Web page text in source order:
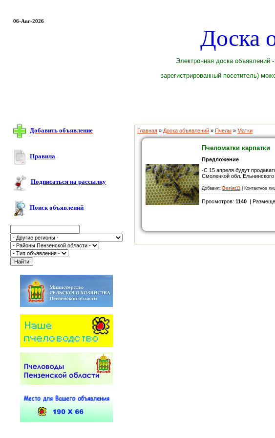
06-Авг-2026
Доска
Электронная доска
зарегистрированный посетитель)
Добавить объявление
Правила
Подписаться на рассылку
Поиск объявлений
Главная » Доска объявлений » Пчелы » Матки
Пчеломатки карпатки
Предложение
-С 15 апреля будут
Смоленкой обл.
Добавил: Doriat11 | Контактное
Просмотров: 1140 |